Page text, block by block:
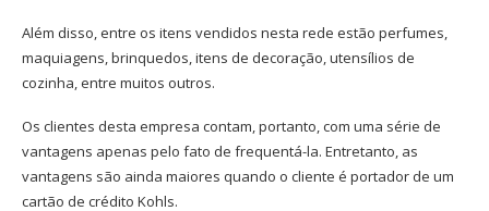
Além disso, entre os itens vendidos nesta rede estão perfumes,
maquiagens, brinquedos, itens de decoração, utensílios de
cozinha, entre muitos outros.
Os clientes desta empresa contam, portanto, com uma série de
vantagens apenas pelo fato de frequentá-la. Entretanto, as
vantagens são ainda maiores quando o cliente é portador de um
cartão de crédito Kohls.